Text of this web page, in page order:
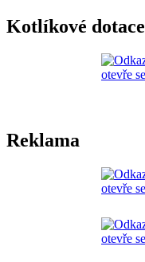
Kotlíkové dotace
Reklama